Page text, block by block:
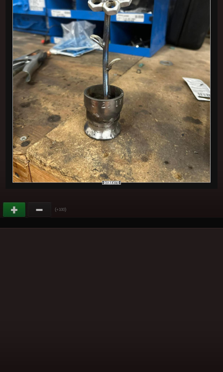
(+100)